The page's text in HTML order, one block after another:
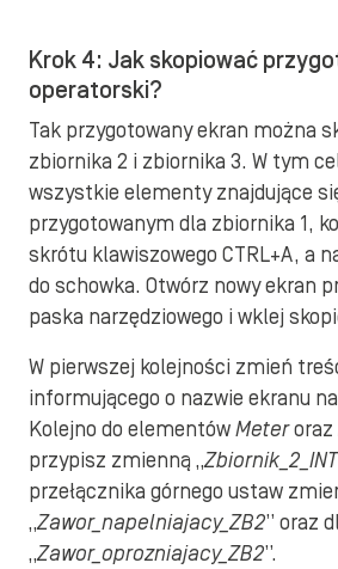
Krok 4: Jak skopiować
operatorski?
Tak przygotowany ekran można
zbiornika 2 i zbiornika 3. W tym
wszystkie elementy znajdujące
przygotowanym dla zbiornika 1,
skrótu klawiszowego CTRL+A, a
do schowka. Otwórz nowy ekran
paska narzędziowego i wklej
W pierwszej kolejności zmień
informującego o nazwie ekranu na
Kolejno do elementówMeteroraz
przypisz zmienną „
przełącznika górnego ustaw
„Zawor_napelniajacy_ZB2” oraz
„Zawor_oprozniajacy_ZB2”.